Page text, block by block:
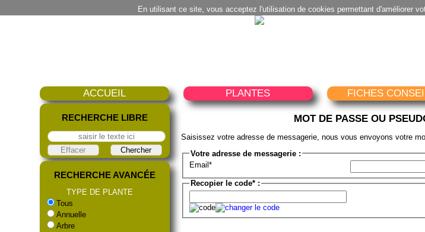
En utilisant ce site, vous acceptez l'utilisation de cookies permettant d'améliorer
ACCUEIL PLANTES FICHES
RECHERCHE LIBRE
RECHERCHE AVANCÉE
TYPE DE PLANTE
Tous
Annuelle
Arbre
MOT DE PASSE OU
Saisissez votre adresse de messagerie, nous vous envoyons votre
Votre adresse de messagerie :
Email*
Recopier le code* :